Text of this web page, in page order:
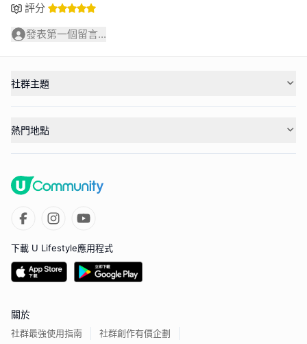
評分
發表第一個留言...
社群主題
熱門地點
下載 U Lifestyle應用程式
關於
社群最強使用指南 社群創作有價企劃